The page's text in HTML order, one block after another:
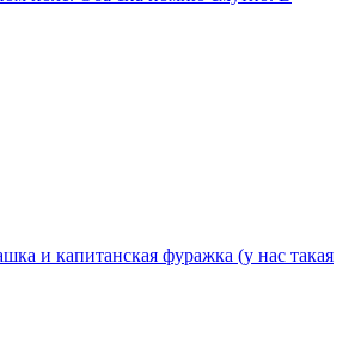
и капитанская фуражка (у нас такая